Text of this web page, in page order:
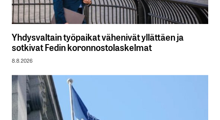
Yhdysvaltain työpaikat vähenivät yllättäen ja
sotkivat Fedin koronnostolaskelmat
8.8.2026